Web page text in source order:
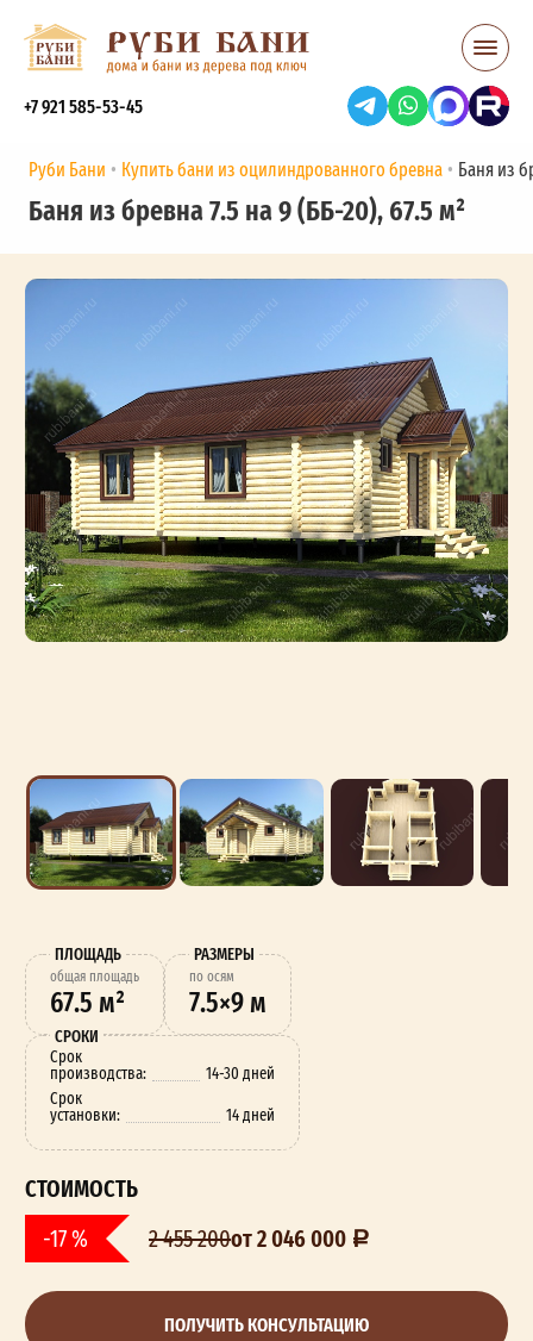
+7 921 585-53-45
Руби Бани Купить бани из оцилиндрованного бревна Баня из
Баня из бревна 7.5 на 9 (ББ-20), 67.5 м²
ПЛОЩАДЬ
oбщая площадь
67.5 м²
РАЗМЕРЫ
по осям
7.5×9 м
СРОКИ
Срок
производства:
14-30 дней
Срок
установки: 14 дней
СТОИМОСТЬ
-17 % 2 455 200от 2 046 000
ПОЛУЧИТЬ КОНСУЛЬТАЦИЮ